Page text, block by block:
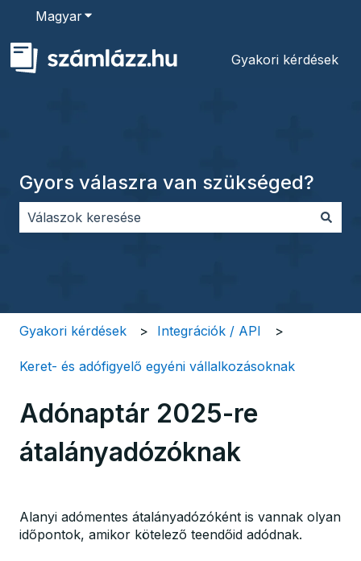
MagyarAlmenü megjelenítése fordításokhoz
Gyakori kérdések
Gyors válaszra van szükséged?
Gyakori kérdések Integrációk / API
Keret- és adófigyelő egyéni vállalkozásoknak
Adónaptár 2025-re
átalányadózóknak
Alanyi adómentes átalányadózóként is vannak olyan
időpontok, amikor kötelező teendőid adódnak.